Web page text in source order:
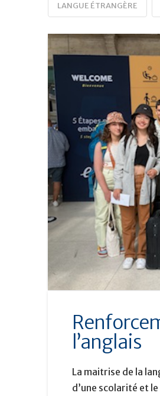
LANGUE ÉTRANGÈRE
l’anglais
La maitrise de la
d’une scolarité et